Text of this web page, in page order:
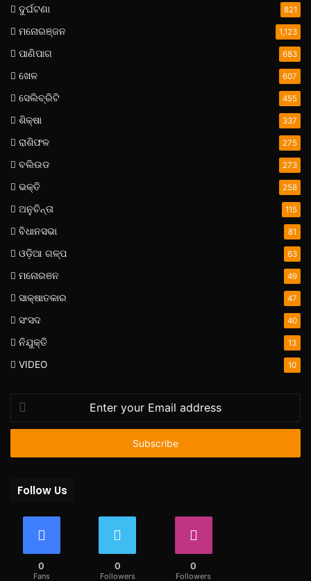
ଦୁର୍ଘଟଣା 821
ମନୋରଞ୍ଜନ 1,123
ପାଣିପାଗ 683
ଖେଳ 607
ସେଲିବ୍ରିଟି 455
ଶିକ୍ଷା 337
ରାଶିଫଳ 275
ବଲିଉଡ 273
ଭକ୍ତି 258
ଅନୁଚିନ୍ତା 115
ବିଧାନସଭା 81
ଓଡ଼ିଆ ଗଳ୍ପ 63
ମନୋରଞନ 49
ସାକ୍ଷାତକାର 47
ସଂସଦ 40
ନିଯୁକ୍ତି 13
VIDEO 10
your
Email
Follow Us
0
Fans
0
Followers
0
Followers